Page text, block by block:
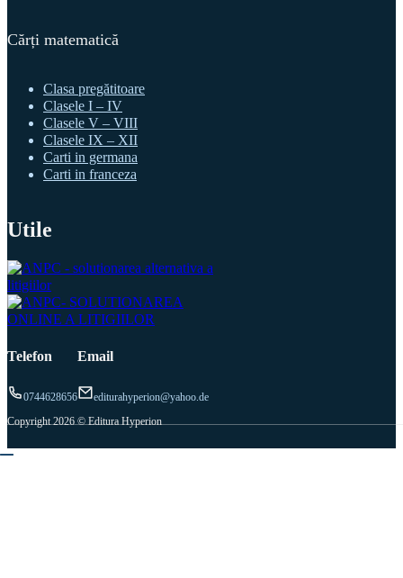
Cărți matematică
Clasa pregătitoare
Clasele I – IV
Clasele V – VIII
Clasele IX – XII
Carti in germana
Carti in franceza
Utile
Telefon
0744628656
Email
editurahyperion@yahoo.de
Copyright 2026 © Editura Hyperion